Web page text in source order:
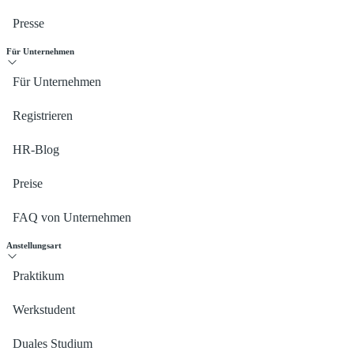
Presse
Für Unternehmen
Für Unternehmen
Registrieren
HR-Blog
Preise
FAQ von Unternehmen
Anstellungsart
Praktikum
Werkstudent
Duales Studium